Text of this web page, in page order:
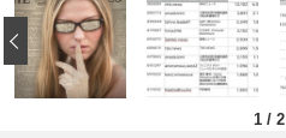
1 / 2
‹